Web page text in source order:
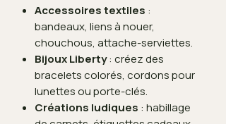
Accessoires textiles :
bandeaux, liens à nouer,
chouchous, attache-serviettes.
Bijoux Liberty: créez des
bracelets colorés, cordons pour
lunettes ou porte-clés.
Créations ludiques : habillage